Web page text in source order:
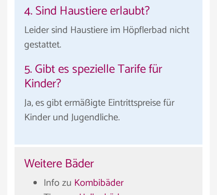
4. Sind Haustiere erlaubt?
Leider sind Haustiere im Höpflerbad nicht
gestattet.
5. Gibt es spezielle Tarife für
Kinder?
Ja, es gibt ermäßigte Eintrittspreise für
Kinder und Jugendliche.
Weitere Bäder
Info zu Kombibäder